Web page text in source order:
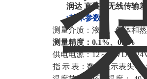
润达 直装式无线传输
l技术参数：
测量介质：液体、气体和
测量精度 ：0.1%、0.2%
供电电源：12～45VDC
指 示表：数字显示表头